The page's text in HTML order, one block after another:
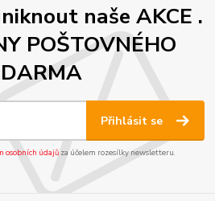
naše AKCE .
POŠTOVNÉHO
Přihlásit se
osobních údajůza účelem rozesílky newsletteru.